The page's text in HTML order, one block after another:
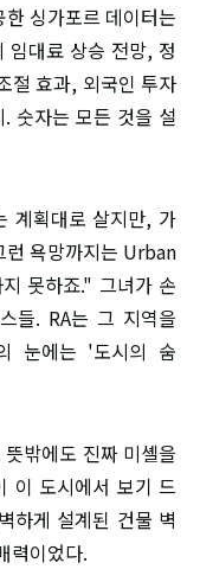
싱가포르 데이터는
임대료 상승 전망, 정
절 효과, 외국인 투자
숫자는 모든 것을 설
계획대로 살지만, 가
런 욕망까지는 Urban
못하죠." 그녀가 손
들. RA는 그 지역을
눈에는 '도시의 숨
밖에도 진짜 미셸을
이 도시에서 보기 드
하게 설계된 건물 벽
력이었다.